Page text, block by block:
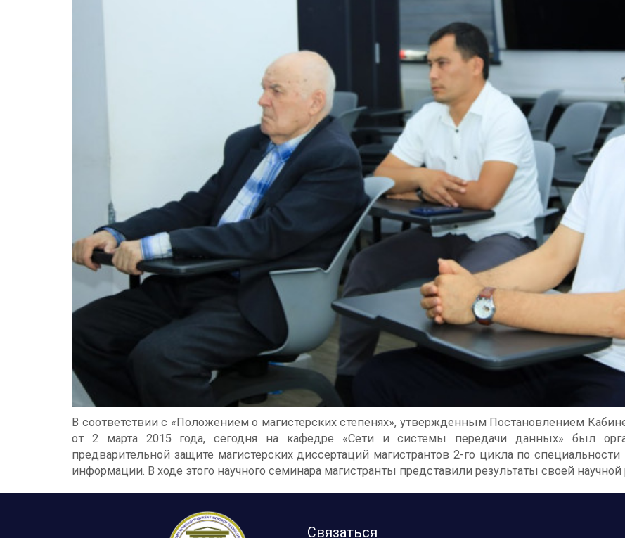
В соответствии с «Положением о магистерских степенях», утвержденным Постановлением
от 2 марта 2015 года, сегодня на кафедре «Сети и системы передачи данных» был
предварительной защите магистерских диссертаций магистрантов 2-го цикла по
информации. В ходе этого научного семинара магистранты представили результаты своей научной
Связаться